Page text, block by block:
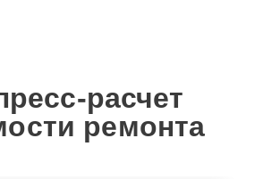
расчет
ремонта